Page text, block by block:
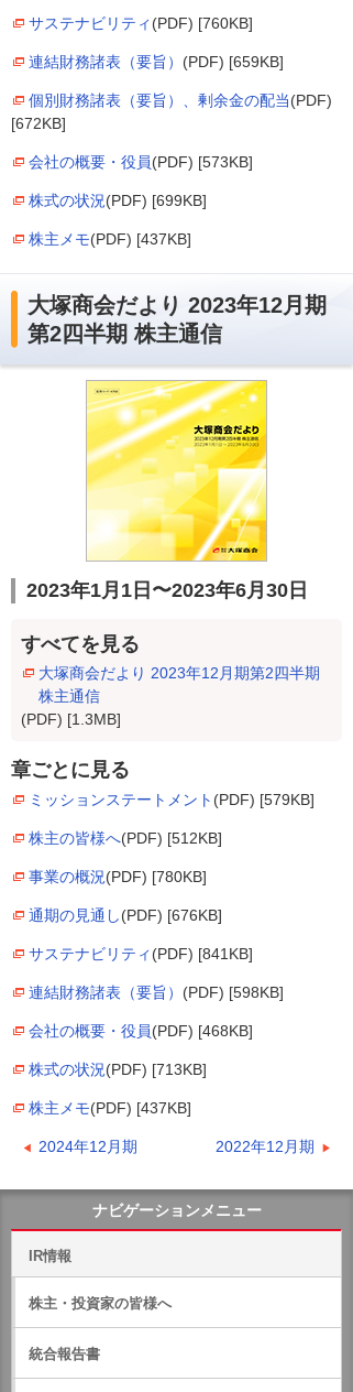
サステナビリティ (PDF) [760KB]
連結財務諸表（要旨） (PDF) [659KB]
個別財務諸表（要旨）、剰余金の配当(PDF)
[672KB]
会社の概要・役員(PDF) [573KB]
株式の状況(PDF) [699KB]
株主メモ(PDF) [437KB]
大塚商会だより 2023年12月期
第2四半期 株主通信
2023年1月1日〜2023年6月30日
すべてを見る
大塚商会だより 2023年12月期第2四半期
株主通信
(PDF) [1.3MB]
章ごとに見る
ミッションステートメント (PDF) [579KB]
株主の皆様へ(PDF) [512KB]
事業の概況(PDF) [780KB]
通期の見通し(PDF) [676KB]
サステナビリティ (PDF) [841KB]
連結財務諸表（要旨） (PDF) [598KB]
会社の概要・役員(PDF) [468KB]
株式の状況(PDF) [713KB]
株主メモ(PDF) [437KB]
2024年12月期 2022年12月期
ナビゲーションメニュー
IR情報
株主・投資家の皆様へ
統合報告書